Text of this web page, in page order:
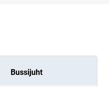
new page
Bussijuht